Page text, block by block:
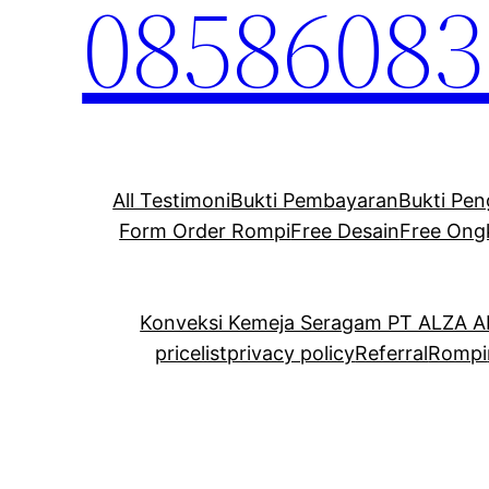
All TestimoniBukti PembayaranBukti
Form Order RompiFree DesainFree
Konveksi Kemeja Seragam PT ALZA
pricelistprivacy policyReferralRompi